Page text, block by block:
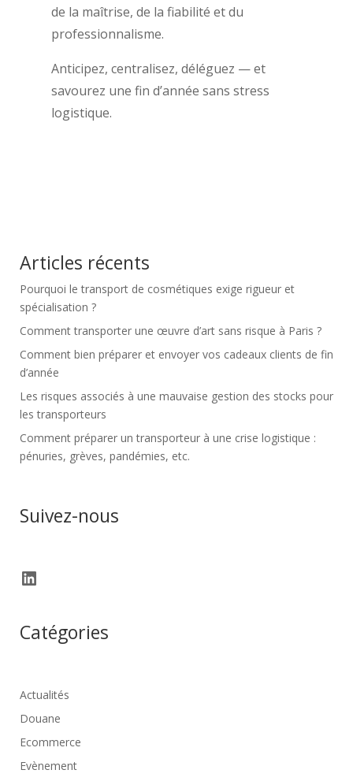
de la maîtrise, de la fiabilité et du
professionnalisme.
Anticipez, centralisez, déléguez — et
savourez une fin d’année sans stress
logistique.
Articles récents
Pourquoi le transport de cosmétiques exige rigueur et
spécialisation ?
Comment transporter une œuvre d’art sans risque à Paris ?
Comment bien préparer et envoyer vos cadeaux clients de fin
d’année
Les risques associés à une mauvaise gestion des stocks pour
les transporteurs
Comment préparer un transporteur à une crise logistique :
pénuries, grèves, pandémies, etc.
Suivez-nous
LinkedIn
Catégories
Actualités
Douane
Ecommerce
Evènement